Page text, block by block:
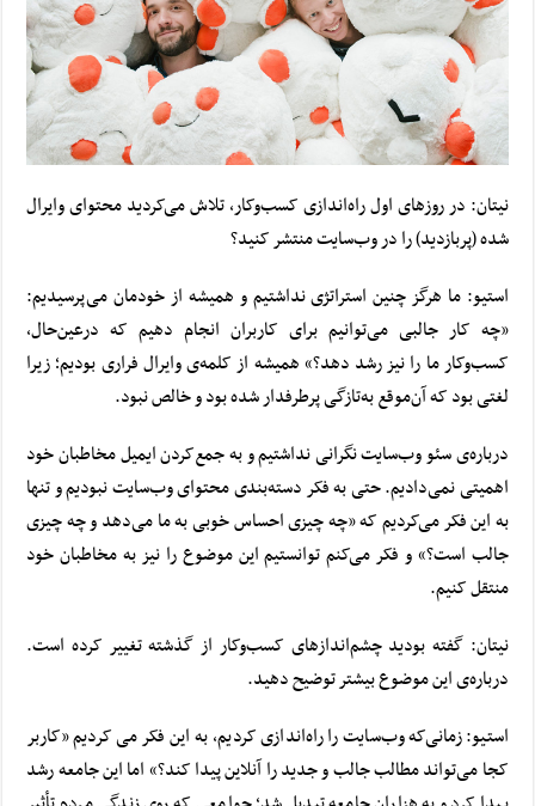
نیتان: در روزهای اول راه‌اندازی کسب‌وکار، تلاش می‌کردید محتوای وایرال
شده (پربازدید) را در وب‌سایت منتشر کنید؟
استیو: ما هرگز چنین استراتژی نداشتیم و همیشه از خودمان می‌پرسیدیم:
«چه کار جالبی می‌توانیم برای کاربران انجام دهیم که در‌عین‌حال،
کسب‌وکار ما را نیز رشد دهد؟» همیشه از کلمه‌ی وایرال فراری بودیم؛ زیرا
لغتی بود که آن‌موقع به‌تازگی پرطرفدار شده‌ بود و خالص نبود.
درباره‌ی سئو وب‌سایت نگرانی نداشتیم و به جمع‌کردن ایمیل مخاطبان خود
اهمیتی نمی‌دادیم. حتی به فکر دسته‌بندی محتوای وب‌سایت نبودیم و تنها
به این فکر می‌کردیم که «چه چیزی احساس خوبی به ما می‌دهد و چه چیزی
جالب است؟» و فکر می‌کنم توانستیم این موضوع را نیز به مخاطبان خود
منتقل کنیم.
نیتان: گفته بودید چشم‌اندازهای کسب‌وکار از گذشته تغییر کرده است.
درباره‌ی این موضوع بیشتر توضیح دهید.
استیو: زمانی‌که وب‌سایت را راه‌اندازی کردیم، به این فکر می کردیم «کاربر
کجا می‌تواند مطالب جالب و جدید را آنلاین پیدا کند؟» اما این جامعه رشد